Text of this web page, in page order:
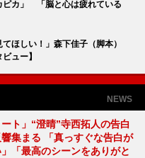
ピカ」 「脳と心は疲れている
ほしい！」森下佳子（脚本）
ュー】
NEWS
ート」“澄晴”寺西拓人の告白
集まる 「真っすぐな告白が
「最高のシーンをありがと